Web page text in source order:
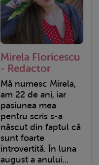
Mirela Floricescu
- Redactor
Mă numesc Mirela,
am 22 de ani, iar
pasiunea mea
pentru scris s-a
născut din faptul că
sunt foarte
introvertită. În luna
august a anului...